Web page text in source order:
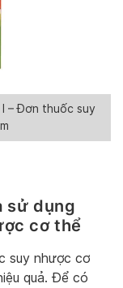
– Đơn thuốc suy
sử dụng
cơ thể
suy nhược cơ
quả. Để có